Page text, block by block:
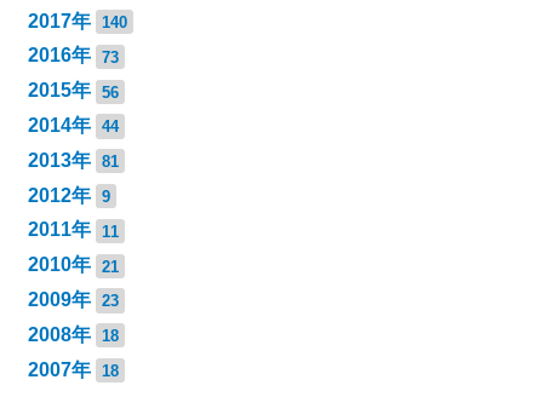
2017年 140
2016年 73
2015年 56
2014年 44
2013年 81
2012年 9
2011年 11
2010年 21
2009年 23
2008年 18
2007年 18